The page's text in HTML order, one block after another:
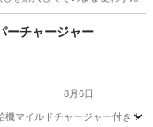
スーパーチャージャー
8月6日
マイルドチャージャー付き！